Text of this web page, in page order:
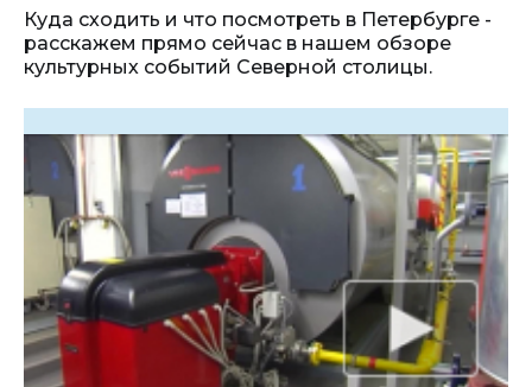
Куда сходить и что посмотреть в Петербурге -
расскажем прямо сейчас в нашем обзоре
культурных событий Северной столицы.